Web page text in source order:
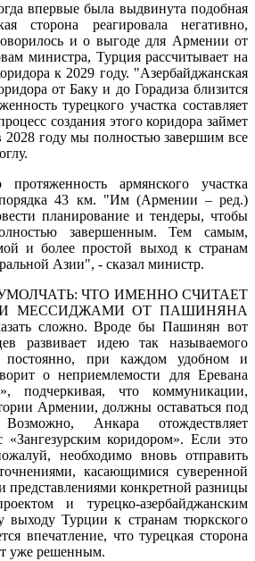
впервые была выдвинута подобная
сторона реагировала негативно,
и о выгоде для Армении от
министра, Турция рассчитывает на
к 2029 году. "Азербайджанская
от Баку и до Горадиза близится
турецкого участка составляет
создания этого коридора займет
2028 году мы полностью завершим все
армянского участка
порядка 43 км. "Им (Армении – ред.)
планирование и тендеры, чтобы
завершенным. Тем самым,
и более простой выход к странам
Азии", - сказал министр.
ЧТО ИМЕННО СЧИТАЕТ
МЕССИДЖАМИ ОТ ПАШИНЯНА
сложно. Вроде бы Пашинян вот
развивает идею так называемого
постоянно, при каждом удобном и
о неприемлемости для Еревана
подчеркивая, что коммуникации,
Армении, должны оставаться под
Анкара отождествляет
«Зангезурским коридором». Если это
необходимо вновь отправить
касающимися суверенной
представлениями конкретной разницы
и турецко-азербайджанским
выходу Турции к странам тюркского
впечатление, что турецкая сторона
уже решенным.